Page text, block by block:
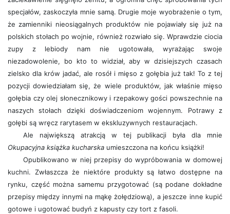
specjałów, zaskoczyła mnie samą. Drugie moje wyobrażenie o tym,
że zamienniki nieosiągalnych produktów nie pojawiały się już na
polskich stołach po wojnie, również rozwiało się. Wprawdzie ciocia
zupy z lebiody nam nie ugotowała, wyrażając swoje
niezadowolenie, bo kto to widział, aby w dzisiejszych czasach
zielsko dla krów jadać, ale rosół i mięso z gołębia już tak! To z tej
pozycji dowiedziałam się, że wiele produktów, jak właśnie mięso
gołębia czy olej słonecznikowy i rzepakowy gości powszechnie na
naszych stołach dzięki doświadczeniom wojennym. Potrawy z
gołębi są wręcz rarytasem w ekskluzywnych restauracjach.
Ale największą atrakcją w tej publikacji była dla mnie
Okupacyjna książka kucharska umieszczona na końcu książki!
Opublikowano w niej przepisy do wypróbowania w domowej
kuchni. Zwłaszcza że niektóre produkty są łatwo dostępne na
rynku, część można samemu przygotować (są podane dokładne
przepisy między innymi na mąkę żołędziową), a jeszcze inne kupić
gotowe i ugotować budyń z kapusty czy tort z fasoli.